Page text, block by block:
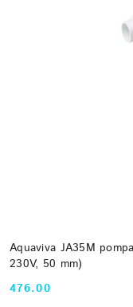
Aquaviva JA35M
230V, 50 mm)
Cena:
476.00